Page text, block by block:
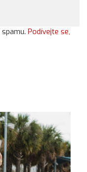
Podívejte se,